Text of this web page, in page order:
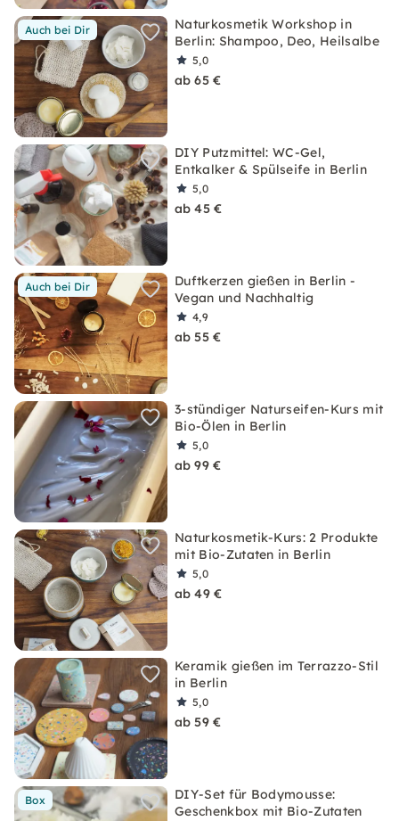
Auch bei Dir
Naturkosmetik Workshop in
Berlin: Shampoo, Deo, Heilsalbe
5,0
ab 65 €
DIY Putzmittel: WC-Gel,
Entkalker & Spülseife in Berlin
5,0
ab 45 €
Auch bei Dir
Duftkerzen gießen in Berlin -
Vegan und Nachhaltig
4,9
ab 55 €
3-stündiger Naturseifen-Kurs mit
Bio-Ölen in Berlin
5,0
ab 99 €
Naturkosmetik-Kurs: 2 Produkte
mit Bio-Zutaten in Berlin
5,0
ab 49 €
Keramik gießen im Terrazzo-Stil
in Berlin
5,0
ab 59 €
Box
DIY-Set für Bodymousse:
Geschenkbox mit Bio-Zutaten